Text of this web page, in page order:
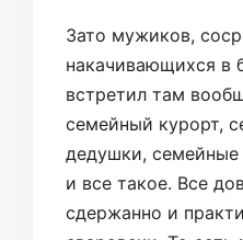
Зато мужиков,
накачивающихся в
встретил там
семейный курорт,
дедушки, семейные
и все такое. Все
сдержанно и